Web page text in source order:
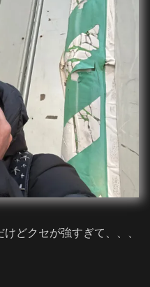
どクセが強すぎて、、、